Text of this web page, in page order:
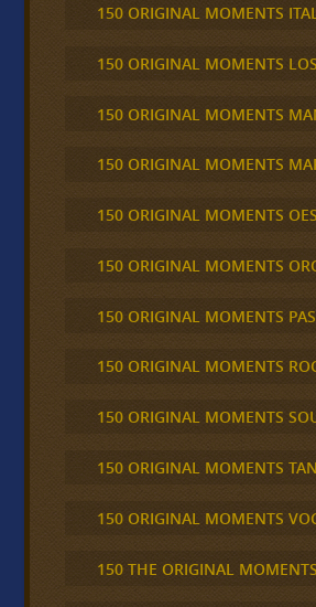
150 ORIGINAL MOMENTS
150 ORIGINAL MOMENTS
150 ORIGINAL MOMENTS
150 ORIGINAL MOMENTS
150 ORIGINAL MOMENTS
150 ORIGINAL MOMENTS
150 ORIGINAL MOMENTS
150 ORIGINAL MOMENTS
150 ORIGINAL MOMENTS
150 ORIGINAL MOMENTS
150 ORIGINAL MOMENTS
150 THE ORIGINAL MOMENTS